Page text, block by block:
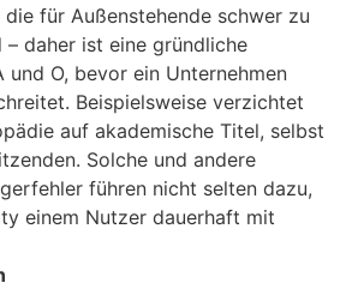
die für Außenstehende schwer zu
– daher ist eine gründliche
und O, bevor ein Unternehmen
Beispielsweise verzichtet
auf akademische Titel, selbst
Solche und andere
führen nicht selten dazu,
einem Nutzer dauerhaft mit